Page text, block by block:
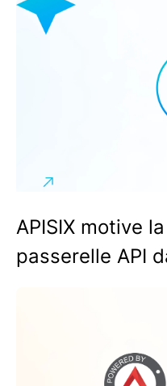
APISIX motive
passerelle API